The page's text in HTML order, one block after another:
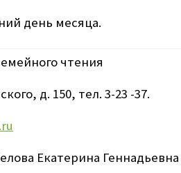
день месяца.
чтения
д. 150, тел. 3-23 -37.
Екатерина Геннадьевна